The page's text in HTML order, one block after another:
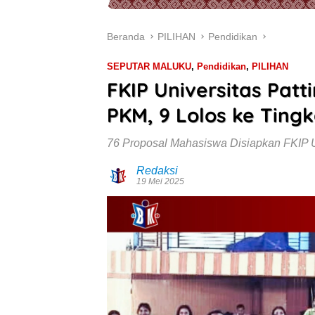
Beranda PILIHAN Pendidikan
SEPUTAR MALUKU, Pendidikan, PILIHAN
FKIP Universitas
PKM, 9 Lolos ke
76 Proposal Mahasiswa Disiapkan FKIP
Redaksi
19 Mei 2025